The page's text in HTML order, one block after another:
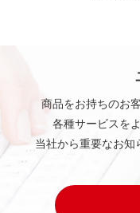
商品をお持ちのお
各種サービスを
当社から重要なお知